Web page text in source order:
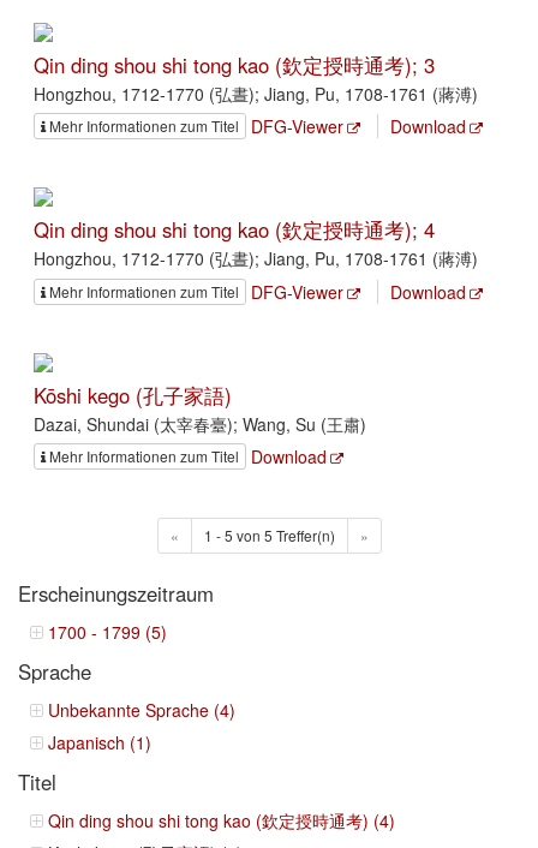
Qin ding shou shi tong kao (欽定授時通考); 3
Hongzhou, 1712-1770 (弘晝); Jiang, Pu, 1708-1761 (蔣溥)
Mehr Informationen zum Titel DFG-Viewer Download
Qin ding shou shi tong kao (欽定授時通考); 4
Hongzhou, 1712-1770 (弘晝); Jiang, Pu, 1708-1761 (蔣溥)
Mehr Informationen zum Titel DFG-Viewer Download
Kōshi kego (孔子家語)
Dazai, Shundai (太宰春臺); Wang, Su (王肅)
Mehr Informationen zum Titel Download
« 1 - 5 von 5 Treffer(n) »
Erscheinungszeitraum
1700 - 1799 (5)
Sprache
Unbekannte Sprache (4)
Japanisch (1)
Titel
Qin ding shou shi tong kao (欽定授時通考) (4)